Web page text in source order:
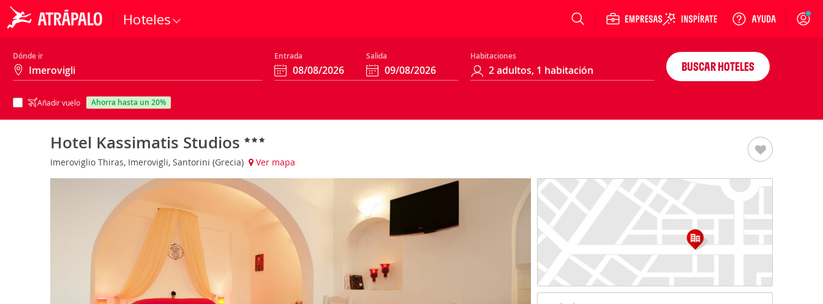
Hoteles Login
Dónde ir Entrada Salida Habitaciones
Añadir vuelo ahorra hasta un 20%
BUSCAR HOTELES
Hotel Kassimatis Studios
Imeroviglio Thiras, Imerovigli, Santorini (Grecia) Ver mapa